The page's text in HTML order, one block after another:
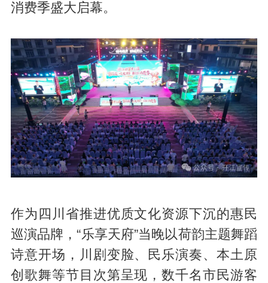
消费季盛大启幕。
作为四川省推进优质文化资源下沉的惠民
巡演品牌，“乐享天府”当晚以荷韵主题舞蹈
诗意开场，川剧变脸、民乐演奏、本土原
创歌舞等节目次第呈现，数千名市民游客